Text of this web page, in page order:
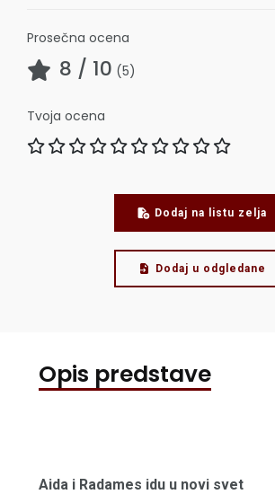
Prosečna ocena
8 / 10 (5)
Tvoja ocena
Dodaj na listu zelja
Dodaj u odgledane
Opis predstave
Aida i Radames idu u novi svet